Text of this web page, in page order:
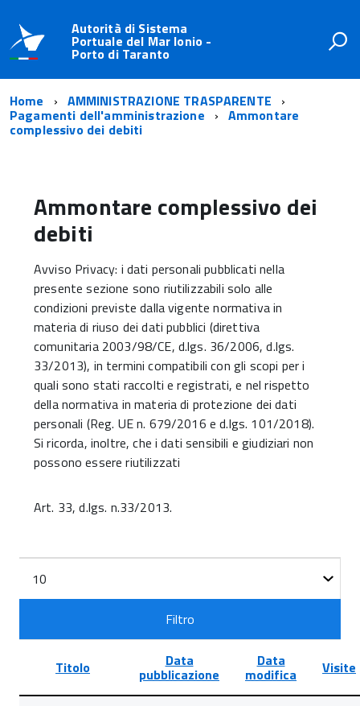
Autorità di Sistema
Portuale del Mar Ionio -
Porto di Taranto
Home AMMINISTRAZIONE TRASPARENTE
Pagamenti dell'amministrazione Ammontare
complessivo dei debiti
Ammontare complessivo dei
debiti
Avviso Privacy: i dati personali pubblicati nella
presente sezione sono riutilizzabili solo alle
condizioni previste dalla vigente normativa in
materia di riuso dei dati pubblici (direttiva
comunitaria 2003/98/CE, d.lgs. 36/2006, d.lgs.
33/2013), in termini compatibili con gli scopi per i
quali sono stati raccolti e registrati, e nel rispetto
della normativa in materia di protezione dei dati
personali (Reg. UE n. 679/2016 e d.lgs. 101/2018).
Si ricorda, inoltre, che i dati sensibili e giudiziari non
possono essere riutilizzati
Art. 33, d.lgs. n.33/2013.
Filtri
Filtro
Titolo Data
pubblicazione
Data
modifica Visite